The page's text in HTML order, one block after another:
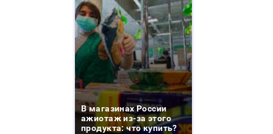
В магазинах России
ажиотаж из-за этого
продукта: что купить?